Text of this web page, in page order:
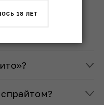
бокале или
удобнее через
18 ЛЕТ